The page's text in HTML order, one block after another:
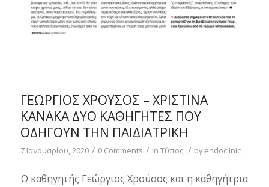
ΓΕΏΡΓΙΟΣ ΧΡΟΎΣΟΣ – ΧΡΙΣΤΊΝΑ
ΚΑΝΑΚΆ ΔΥΟ ΚΑΘΗΓΗΤΈΣ ΠΟΥ
ΟΔΗΓΟΥΝ ΤΗΝ ΠΑΙΔΙΑΤΡΙΚΗ
7 Ιανουαρίου, 2020 / 0 Comments / in Τύπος / byendoclinic
Ο καθηγητής Γεώργιος Χρούσος και η καθηγήτρια